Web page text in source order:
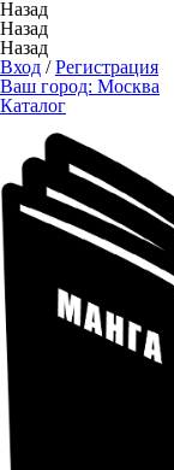
Назад
Назад
Назад
Вход /Регистрация
Ваш город: Москва
Каталог